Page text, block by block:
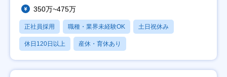
350万~475万
正社員採用 職種・業界未経験OK 土日祝休み
休日120日以上 産休・育休あり